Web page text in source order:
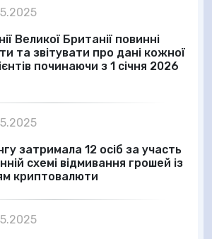
Великої Британії повинні
та звітувати про дані кожної
починаючи з 1 січня 2026
затримала 12 осіб за участь
схемі відмивання грошей із
криптовалюти